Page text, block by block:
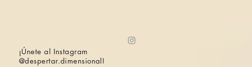
¡Únete al Instagram
@despertar.dimensional!